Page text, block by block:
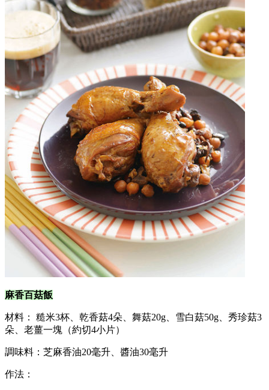
麻香百菇飯
材料： 糙米3杯、乾香菇4朵、舞菇20g、雪白菇50g、秀珍菇3
朵、老薑一塊（約切4小片）
調味料：芝麻香油20毫升、醬油30毫升
作法：